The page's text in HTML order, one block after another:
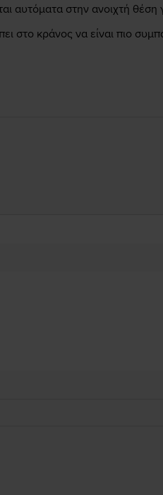
αυτόματα στην ανοιχτή
στο κράνος να είναι πιο